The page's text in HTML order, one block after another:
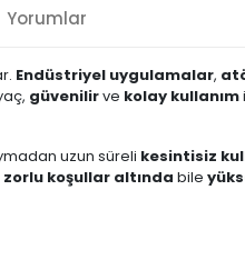
Yorumlar
Endüstriyel uygulamalar,
güvenilirve kolay kullanım
uzun süreli kesintisiz
zorlu koşullar altında bile